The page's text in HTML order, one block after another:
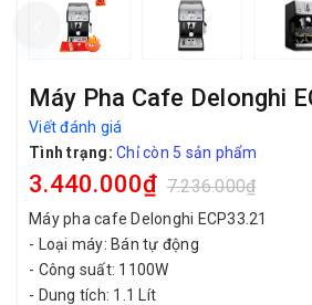
Máy Pha Cafe Delonghi
Viết đánh giá
Tình trạng: Chỉ còn 5 sản phẩm
3.440.000₫ 7.236.000₫
Máy pha cafe Delonghi ECP33.21
- Loại máy: Bán tự động
- Công suất: 1100W
- Dung tích: 1.1 Lít